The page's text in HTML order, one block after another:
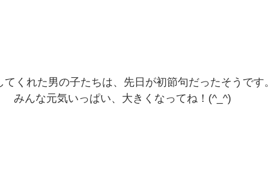
てくれた男の子たちは、先日が初節句だったそうです
みんな元気いっぱい、大きくなってね！(^_^)